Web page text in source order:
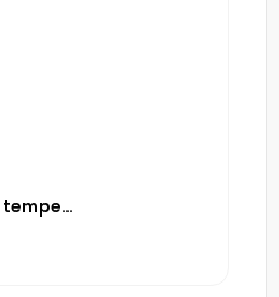
THERMOVAL Regulator temperatury TVT 31 WiFi Biały